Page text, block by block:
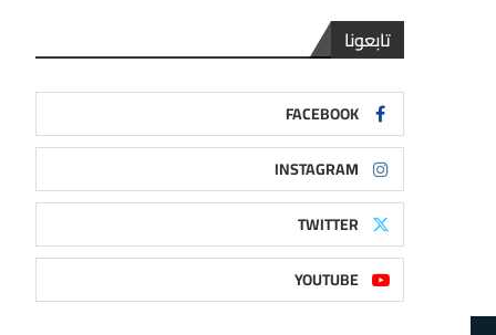
تابعونا
FACEBOOK
INSTAGRAM
TWITTER
YOUTUBE